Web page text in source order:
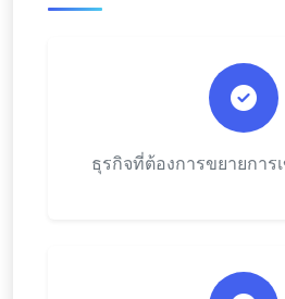
ธุรกิจที่ต้องการขยายการ